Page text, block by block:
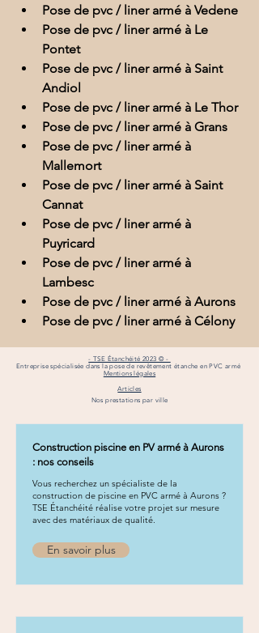
Pose de pvc / liner armé à Vedene
Pose de pvc / liner armé à Le
Pontet
Pose de pvc / liner armé à Saint
Andiol
Pose de pvc / liner armé à Le Thor
Pose de pvc / liner armé à Grans
Pose de pvc / liner armé à
Mallemort
Pose de pvc / liner armé à Saint
Cannat
Pose de pvc / liner armé à
Puyricard
Pose de pvc / liner armé à
Lambesc
Pose de pvc / liner armé à Aurons
Pose de pvc / liner armé à Célony
- TSE Étanchéité 2023 © -
Entreprise spécialisée dans la pose de revêtement étanche en PVC armé
Mentions légales
Articles
Nos prestations par ville
Construction piscine en PV armé à Aurons
: nos conseils
Vous recherchez un spécialiste de la
construction de piscine en PVC armé à Aurons ?
TSE Étanchéité réalise votre projet sur mesure
avec des matériaux de qualité.
En savoir plus